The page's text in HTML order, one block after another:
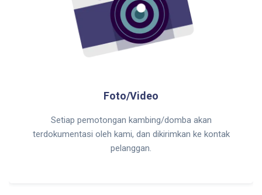
Foto/Video
Setiap pemotongan kambing/domba akan
terdokumentasi oleh kami, dan dikirimkan ke kontak
pelanggan.